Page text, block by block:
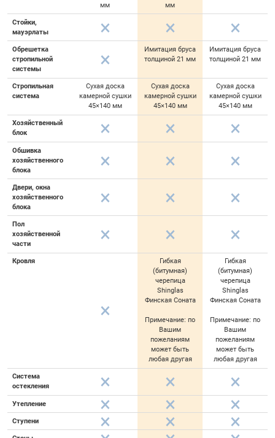
мм
мм
Стойки,
мауэрлаты
Обрешетка
стропильной
системы
Имитация бруса
толщиной 21 мм
Имитация бруса
толщиной 21 мм
Стропильная
система
Сухая доска
камерной сушки
45×140 мм
Сухая доска
камерной сушки
45×140 мм
Сухая доска
камерной сушки
45×140 мм
Хозяйственный
блок
Обшивка
хозяйственного
блока
Двери, окна
хозяйственного
блока
Пол
хозяйственной
части
Кровля
Гибкая
(битумная)
черепица
Shinglas
Финская Соната
Примечание: по
Вашим
пожеланиям
может быть
любая другая
Гибкая
(битумная)
черепица
Shinglas
Финская Соната
Примечание: по
Вашим
пожеланиям
может быть
любая другая
Система
остекления
Утепление
Ступени